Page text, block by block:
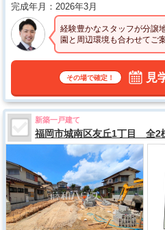
完成年月
2026年3月
経験豊かなスタッフが分譲
園と周辺環境も合わせてご
その場で確定！ 見
新築一戸建て
福岡市城南区友丘1丁目 全